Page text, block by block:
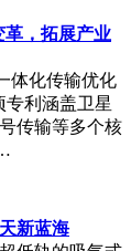
，拓展产业
体化传输优化
专利涵盖卫星
传输等多个核
新蓝海